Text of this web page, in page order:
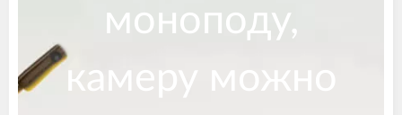
моноподу,
камеру можно